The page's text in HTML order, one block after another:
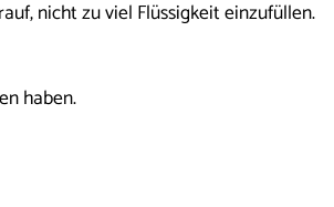
nicht zu viel Flüssigkeit einzufüllen.
haben.